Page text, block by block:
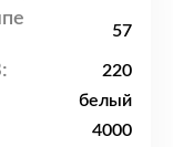
57
220
белый
4000